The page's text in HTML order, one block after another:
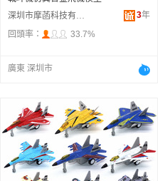
深圳市摩菡科技有限公司
3年
回頭率：
33.7%
廣東 深圳市